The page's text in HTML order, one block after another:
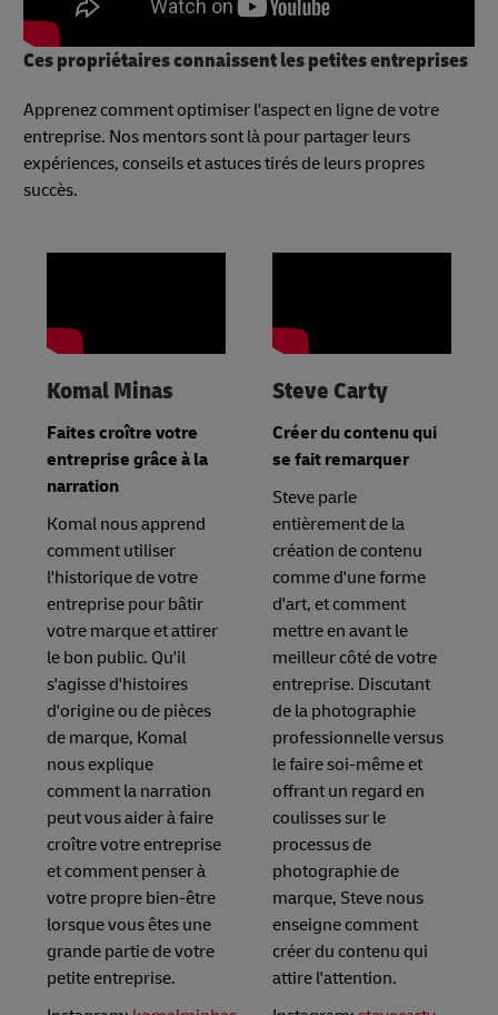
Ces propriétaires connaissent les petites entreprises
Apprenez comment optimiser l'aspect en ligne de votre
entreprise. Nos mentors sont là pour partager leurs
expériences, conseils et astuces tirés de leurs propres
succès.
Komal Minas
Faites croître votre
entreprise grâce à la
narration
Komal nous apprend
comment utiliser
l'historique de votre
entreprise pour bâtir
votre marque et attirer
le bon public. Qu'il
s'agisse d'histoires
d'origine ou de pièces
de marque, Komal
nous explique
comment la narration
peut vous aider à faire
croître votre entreprise
et comment penser à
votre propre bien-être
lorsque vous êtes une
grande partie de votre
petite entreprise.
Steve Carty
Créer du contenu qui
se fait remarquer
Steve parle
entièrement de la
création de contenu
comme d'une forme
d'art, et comment
mettre en avant le
meilleur côté de votre
entreprise. Discutant
de la photographie
professionnelle versus
le faire soi-même et
offrant un regard en
coulisses sur le
processus de
photographie de
marque, Steve nous
enseigne comment
créer du contenu qui
attire l'attention.